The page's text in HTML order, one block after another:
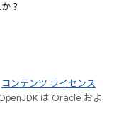
？
コンテンツ ライセンス
は Oracle およ